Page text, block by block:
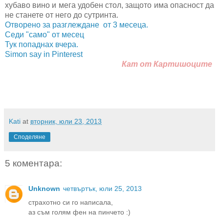
хубаво вино и мега удобен стол, защото има опасност да
не станете от него до сутринта.
Отворено за разглеждане от 3 месеца.
Седи "само" от месец
Тук попаднах вчера.
Simon say in Pinterest
Кат от Картишоците
Kati at вторник, юли 23, 2013
Споделяне
5 коментара:
Unknown четвъртък, юли 25, 2013
страхотно си го написала,
аз съм голям фен на пинчето :)